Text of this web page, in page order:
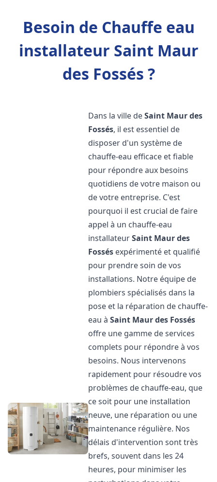
Besoin de Chauffe eau
installateur Saint Maur
des Fossés ?
Dans la ville deSaint Maur des
Fossés, il est essentiel de
disposer d'un système de
chauffe-eau efficace et fiable
pour répondre aux besoins
quotidiens de votre maison ou
de votre entreprise. C'est
pourquoi il est crucial de faire
appel à un chauffe-eau
installateurSaint Maur des
Fossés expérimenté et qualifié
pour prendre soin de vos
installations. Notre équipe de
plombiers spécialisés dans la
pose et la réparation de chauffe-
eau àSaint Maur des Fossés
offre une gamme de services
complets pour répondre à vos
besoins. Nous intervenons
rapidement pour résoudre vos
problèmes de chauffe-eau, que
ce soit pour une installation
neuve, une réparation ou une
maintenance régulière. Nos
délais d'intervention sont très
brefs, souvent dans les 24
heures, pour minimiser les